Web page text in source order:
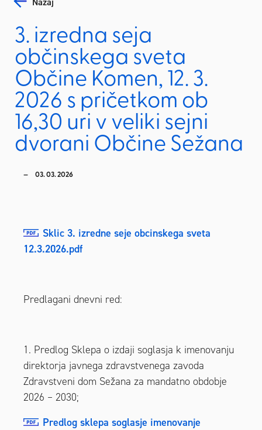
3. izredna seja
občinskega sveta
Občine Komen, 12. 3.
2026 s pričetkom ob
16,30 uri v veliki sejni
dvorani Občine Sežana
03. 03. 2026
Sklic 3. izredne seje obcinskega sveta
12.3.2026.pdf
Predlagani dnevni red:
1. Predlog Sklepa o izdaji soglasja k imenovanju
direktorja javnega zdravstvenega zavoda
Zdravstveni dom Sežana za mandatno obdobje
2026 – 2030;
Predlog sklepa soglasje imenovanje